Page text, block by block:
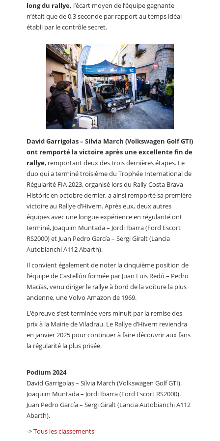
long du rallye, l’écart moyen de l’équipe gagnante
n’était que de 0,3 seconde par rapport au temps idéal
établi par le contrôle secret.
David Garrigolas – Sílvia March (Volkswagen Golf GTI)
ont remporté la victoire après une excellente fin de
rallye, remportant deux des trois dernières étapes. Le
duo qui a terminé troisième du Trophée International de
Régularité FIA 2023, organisé lors du Rally Costa Brava
Històric en octobre dernier, a ainsi remporté sa première
victoire au Rallye d’Hivern. Après eux, deux autres
équipes avec une longue expérience en régularité ont
terminé, Joaquim Muntada – Jordi Ibarra (Ford Escort
RS2000) et Juan Pedro García – Sergi Giralt (Lancia
Autobianchi A112 Abarth).
Il convient également de noter la cinquième position de
l’équipe de Castellón formée par Juan Luis Redó – Pedro
Macías, venu diriger le rallye à bord de la voiture la plus
ancienne, une Volvo Amazon de 1969.
L’épreuve s’est terminée vers minuit par la remise des
prix à la Mairie de Viladrau. Le Rallye d’Hivern reviendra
en janvier 2025 pour continuer à faire découvrir aux fans
la régularité la plus prisée.
Podium 2024
David Garrigolas – Sílvia March (Volkswagen Golf GTI).
Joaquim Muntada – Jordi Ibarra (Ford Escort RS2000).
Juan Pedro García – Sergi Giralt (Lancia Autobianchi A112
Abarth).
->Tous les classements